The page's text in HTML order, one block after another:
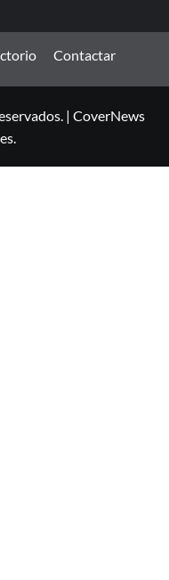
Contactar
| CoverNews